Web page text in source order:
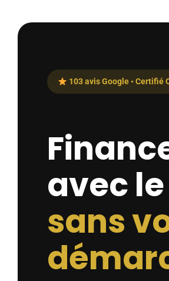
103 avis Google • Certifié
avec le
sans